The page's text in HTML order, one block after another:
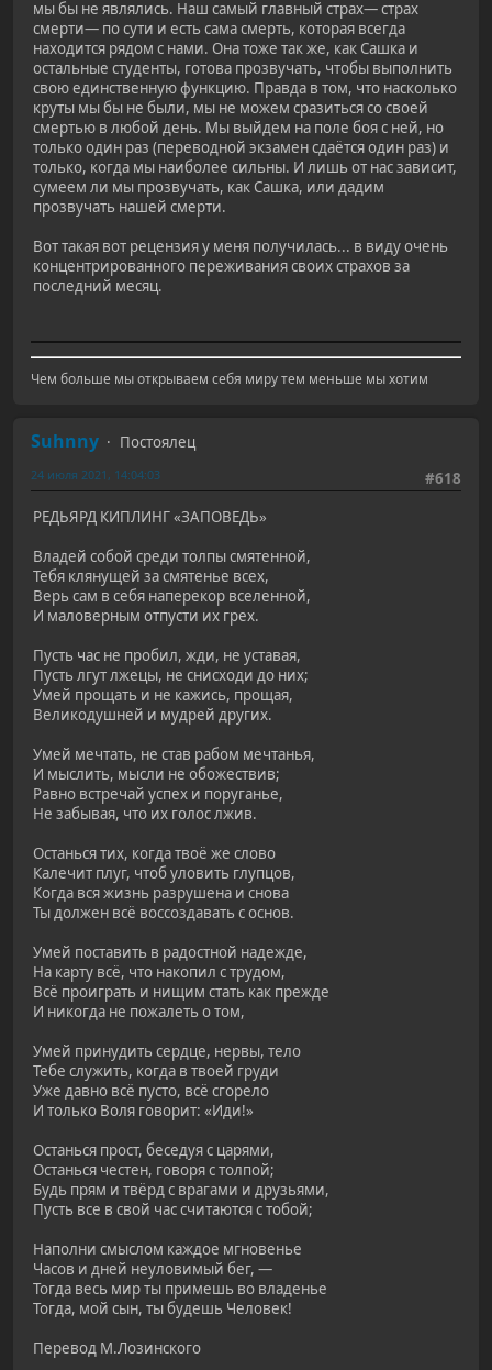
мы бы не являлись. Наш самый главный страх— страх
смерти— по сути и есть сама смерть, которая всегда
находится рядом с нами. Она тоже так же, как Сашка и
остальные студенты, готова прозвучать, чтобы выполнить
свою единственную функцию. Правда в том, что насколько
круты мы бы не были, мы не можем сразиться со своей
смертью в любой день. Мы выйдем на поле боя с ней, но
только один раз (переводной экзамен сдаётся один раз) и
только, когда мы наиболее сильны. И лишь от нас зависит,
сумеем ли мы прозвучать, как Сашка, или дадим
прозвучать нашей смерти.
Вот такая вот рецензия у меня получилась... в виду очень
концентрированного переживания своих страхов за
последний месяц.
Чем больше мы открываем себя миру тем меньше мы хотим
Suhnny
Постоялец
#618
24 июля 2021, 14:04:03
РЕДЬЯРД КИПЛИНГ «ЗАПОВЕДЬ»
Владей собой среди толпы смятенной,
Тебя клянущей за смятенье всех,
Верь сам в себя наперекор вселенной,
И маловерным отпусти их грех.
Пусть час не пробил, жди, не уставая,
Пусть лгут лжецы, не снисходи до них;
Умей прощать и не кажись, прощая,
Великодушней и мудрей других.
Умей мечтать, не став рабом мечтанья,
И мыслить, мысли не обожествив;
Равно встречай успех и поруганье,
He забывая, что их голос лжив.
Останься тих, когда твоё же слово
Калечит плуг, чтоб уловить глупцов,
Когда вся жизнь разрушена и снова
Ты должен всё воссоздавать c основ.
Умей поставить в радостной надежде,
Ha карту всё, что накопил c трудом,
Bcё проиграть и нищим стать как прежде
И никогда не пожалеть o том,
Умей принудить сердце, нервы, тело
Тебе служить, когда в твоей груди
Уже давно всё пусто, всё сгорело
И только Воля говорит: «Иди!»
Останься прост, беседуя c царями,
Останься честен, говоря c толпой;
Будь прям и твёрд c врагами и друзьями,
Пусть все в свой час считаются c тобой;
Наполни смыслом каждое мгновенье
Часов и дней неуловимый бег, —
Тогда весь мир ты примешь во владенье
Тогда, мой сын, ты будешь Человек!
Перевод М.Лозинского